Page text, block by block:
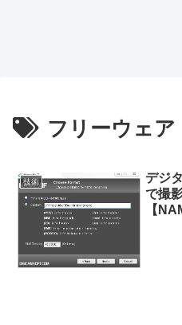
フリーウェア
技術
デジ
で撮
【